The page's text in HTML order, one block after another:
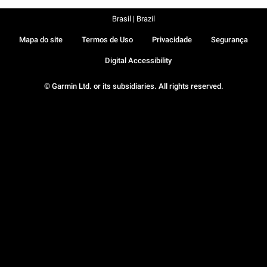
© Garmin Ltd. or its subsidiaries. All rights reserved.
Mapa do site Termos de Uso Privacidade Segurança
Digital Accessibility
Brasil | Brazil